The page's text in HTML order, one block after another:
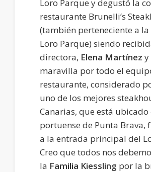
Loro Parque y degustó la
restaurante Brunelli’s
(también perteneciente a la
Loro Parque) siendo
directora, Elena Martínez y
maravilla por todo el
restaurante, considerado
uno de los mejores
Canarias, que está
portuense de Punta Brava,
a la entrada principal del
Creo que todos nos
la Familia Kiessling por la